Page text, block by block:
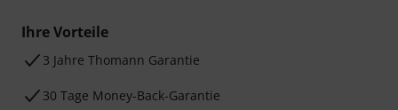
Ihre Vorteile
3 Jahre Thomann Garantie
30 Tage Money-Back-Garantie